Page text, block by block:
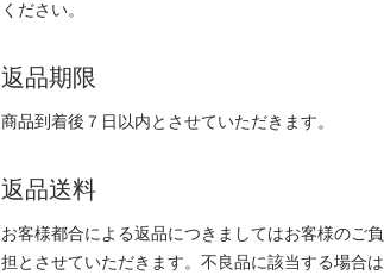
ください。
返品期限
商品到着後７日以内とさせていただきます。
返品送料
お客様都合による返品につきましてはお客様のご負
担とさせていただきます。不良品に該当する場合は